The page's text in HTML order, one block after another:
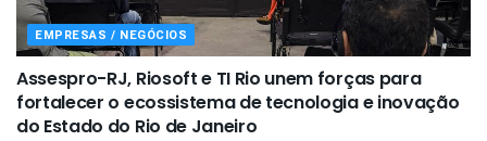
EMPRESAS / NEGÓCIOS
Assespro-RJ, Riosoft e TI Rio unem forças para
fortalecer o ecossistema de tecnologia e inovação
do Estado do Rio de Janeiro